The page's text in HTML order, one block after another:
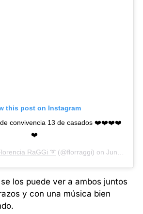
this post on Instagram
de convivencia 13 de casados ❤️❤️❤️❤️
❤️
RaGGi ➰ (@florraggi) onJun 15, 2020 at 6:47pm PDT
los puede ver a ambos juntos
y con una música bien